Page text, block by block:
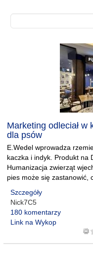
Marketing odleciał
dla psów
E.Wedel wprowadza
kaczka i indyk. Produkt na
Humanizacja zwierząt
pies może się zastanowić,
Szczegóły
Nick7C5
180 komentarzy
Link na Wykop